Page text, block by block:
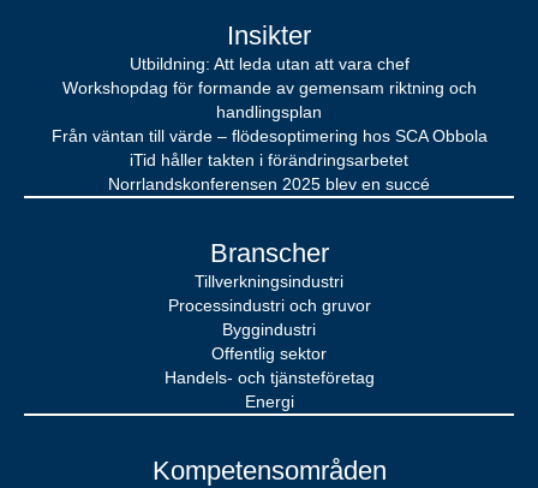
Branscher
Tillverkningsindustri
Processindustri och gruvor
Byggindustri
Offentlig sektor
Handels- och tjänsteföretag
Energi
Kompetensområden
Insikter
Utbildning: Att leda utan att vara chef
Workshopdag för formande av gemensam riktning och
handlingsplan
Från väntan till värde – flödesoptimering hos SCA Obbola
iTid håller takten i förändringsarbetet
Norrlandskonferensen 2025 blev en succé